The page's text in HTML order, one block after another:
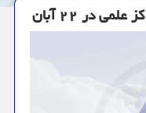
در ۲۲ آبان